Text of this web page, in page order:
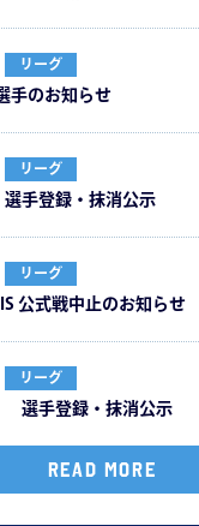
リーグ
⼿のお知らせ
リーグ
手登録・抹消公示
リーグ
公式戦中⽌のお知らせ
リーグ
選手登録・抹消公示
READ MORE